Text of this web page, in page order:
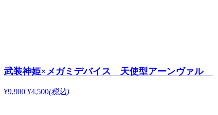
武装神姫×メガミデバイス 天使型アーンヴァル
¥9,900 ¥4,500(税込)